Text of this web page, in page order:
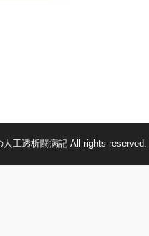
人工透析闘病記 All rights reserved.